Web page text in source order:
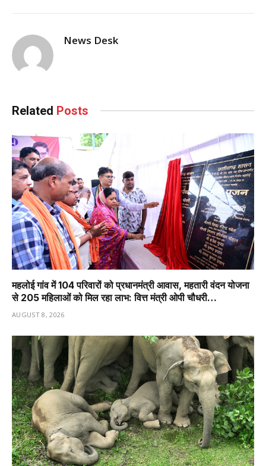
News Desk
Related Posts
महलोई गांव में 104 परिवारों को प्रधानमंत्री आवास, महतारी वंदन योजना
से 205 महिलाओं को मिल रहा लाभ: वित्त मंत्री ओपी चौधरी…
AUGUST 8, 2026